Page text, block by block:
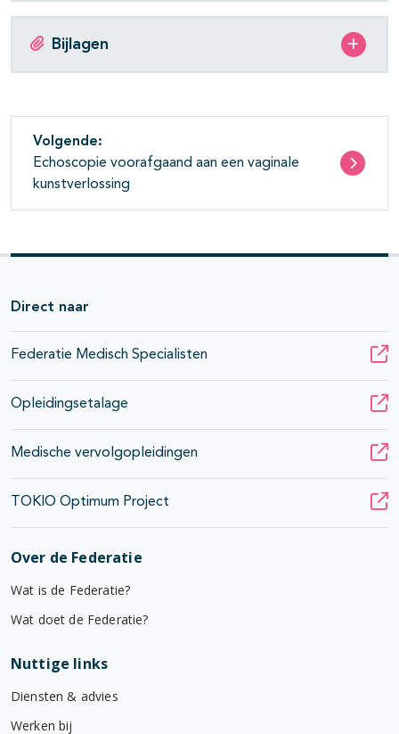
Bijlagen
Volgende:
Echoscopie voorafgaand aan een vaginale
kunstverlossing
Direct naar
Federatie Medisch Specialisten
Opleidingsetalage
Medische vervolgopleidingen
TOKIO Optimum Project
Over de Federatie
Wat is de Federatie?
Wat doet de Federatie?
Nuttige links
Diensten & advies
Werken bij